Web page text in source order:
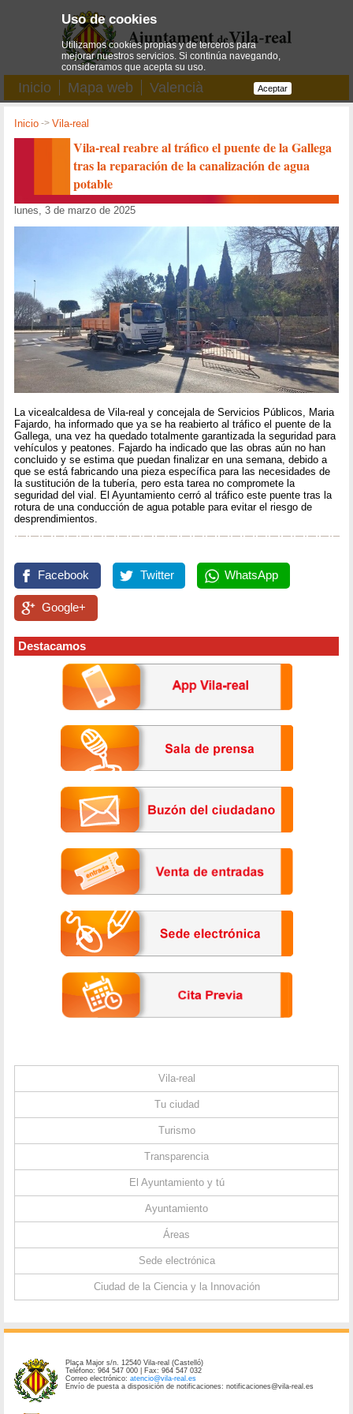
Inicio Mapa web Valencià
Inicio ->Vila-real
Vila-real reabre al tráfico el puente de la Gallega
tras la reparación de la canalización de agua
potable
lunes, 3 de marzo de 2025
La vicealcaldesa de Vila-real y concejala de Servicios Públicos, Maria
Fajardo, ha informado que ya se ha reabierto al tráfico el puente de la
Gallega, una vez ha quedado totalmente garantizada la seguridad para
vehículos y peatones. Fajardo ha indicado que las obras aún no han
concluido y se estima que puedan finalizar en una semana, debido a
que se está fabricando una pieza específica para las necesidades de
la sustitución de la tubería, pero esta tarea no compromete la
seguridad del vial. El Ayuntamiento cerró al tráfico este puente tras la
rotura de una conducción de agua potable para evitar el riesgo de
desprendimientos.
Facebook Twitter WhatsApp
Google+
Destacamos
Vila-real
Tu ciudad
Turismo
Transparencia
El Ayuntamiento y tú
Ayuntamiento
Áreas
Sede electrónica
Ciudad de la Ciencia y la Innovación
Plaça Major s/n. 12540 Vila-real (Castelló)
Teléfono: 964 547 000 | Fax: 964 547 032
Correo electrónico:atencio@vila-real.es
Envío de puesta a disposición de notificaciones: notificaciones@vila-real.es
Uso de cookies
Utilizamos cookies propias y de terceros para
mejorar nuestros servicios. Si continúa navegando,
consideramos que acepta su uso.
Aceptar